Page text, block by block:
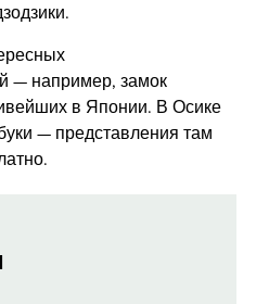
— например, замок
в Японии. В Осике
— представления там